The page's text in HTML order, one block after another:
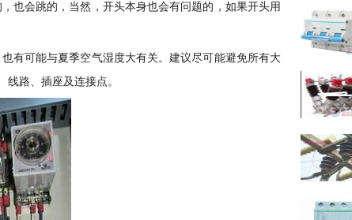
也会跳的，当然，开头本身也会有问题的，如果开头用
也有可能与夏季空气湿度大有关。建议尽可能避免所有大
路、插座及连接点。